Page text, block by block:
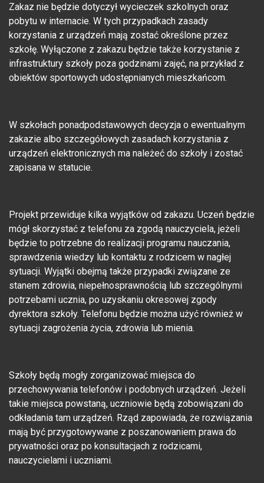
Zakaz nie będzie dotyczył wycieczek szkolnych oraz
pobytu w internacie. W tych przypadkach zasady
korzystania z urządzeń mają zostać określone przez
szkołę. Wyłączone z zakazu będzie także korzystanie z
infrastruktury szkoły poza godzinami zajęć, na przykład z
obiektów sportowych udostępnianych mieszkańcom.
W szkołach ponadpodstawowych decyzja o ewentualnym
zakazie albo szczegółowych zasadach korzystania z
urządzeń elektronicznych ma należeć do szkoły i zostać
zapisana w statucie.
Projekt przewiduje kilka wyjątków od zakazu. Uczeń będzie
mógł skorzystać z telefonu za zgodą nauczyciela, jeżeli
będzie to potrzebne do realizacji programu nauczania,
sprawdzenia wiedzy lub kontaktu z rodzicem w nagłej
sytuacji. Wyjątki obejmą także przypadki związane ze
stanem zdrowia, niepełnosprawnością lub szczególnymi
potrzebami ucznia, po uzyskaniu okresowej zgody
dyrektora szkoły. Telefonu będzie można użyć również w
sytuacji zagrożenia życia, zdrowia lub mienia.
Szkoły będą mogły zorganizować miejsca do
przechowywania telefonów i podobnych urządzeń. Jeżeli
takie miejsca powstaną, uczniowie będą zobowiązani do
odkładania tam urządzeń. Rząd zapowiada, że rozwiązania
mają być przygotowywane z poszanowaniem prawa do
prywatności oraz po konsultacjach z rodzicami,
nauczycielami i uczniami.